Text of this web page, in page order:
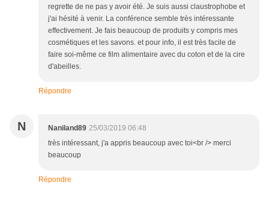
regrette de ne pas y avoir été. Je suis aussi claustrophobe et
j'ai hésité à venir. La conférence semble très intéressante
effectivement. Je fais beaucoup de produits y compris mes
cosmétiques et les savons. et pour info, il est très facile de
faire soi-même ce film alimentaire avec du coton et de la cire
d'abeilles.
Répondre
N Naniland89 25/03/2019 06:48
très intéressant, j'a appris beaucoup avec toi<br /> merci
beaucoup
Répondre